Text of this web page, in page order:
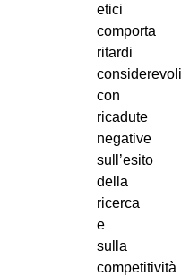
etici
comporta
ritardi
con
ricadute
negative
sull’esito
della
ricerca
e
sulla
competitività